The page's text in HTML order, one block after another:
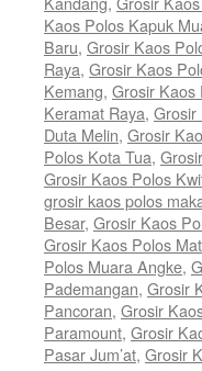
Kaos Polos Kapuk
Baru, Grosir Kaos
Raya, Grosir Kaos
Kemang, Grosir Kaos
Keramat Raya, Grosir
Duta Melin, Grosir
Polos Kota Tua,
Grosir Kaos Polos
grosir kaos polos
Besar, Grosir Kaos
Grosir Kaos Polos
Polos Muara Angke,
Pademangan, Grosir
Pancoran, Grosir
Paramount, Grosir
Pasar Jum’at, Grosir